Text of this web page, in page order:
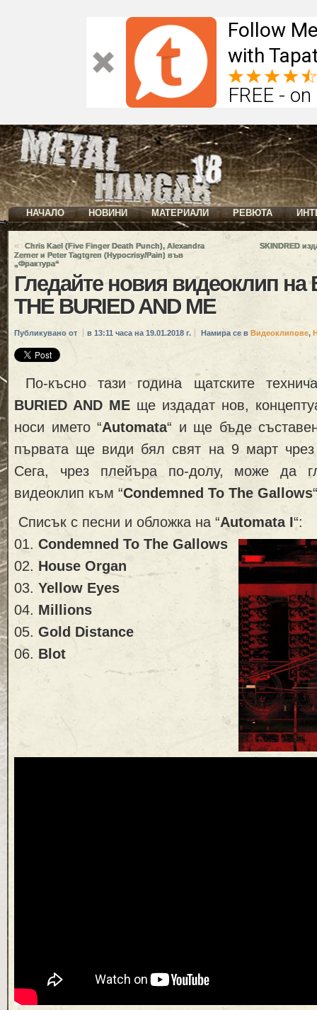
Follow
with
FREE -
НАЧАЛО НОВИНИ МАТЕРИАЛИ РЕВЮТА
«
Chris Kael (Five Finger Death Punch), Alexandra
Zerner и Peter Tagtgren (Hypocrisy/Pain) във
„Фрактура“
SKINDRED
Гледайте новия видеоклип на
THE BURIED AND ME
Публикувано от в 13:11 часа на 19.01.2018 г. Намира се в Видеоклипове,
По-късно тази година щатските
BURIED AND ME ще издадат нов,
носи името “Automata“ и ще бъде
първата ще види бял свят на 9 март
Сега, чрез плейъра по-долу, може да
видеоклип към “Condemned To The Gallows
Списък с песни и обложка на “Automata I“:
01. Condemned To The Gallows
02. House Organ
03. Yellow Eyes
04. Millions
05. Gold Distance
06. Blot